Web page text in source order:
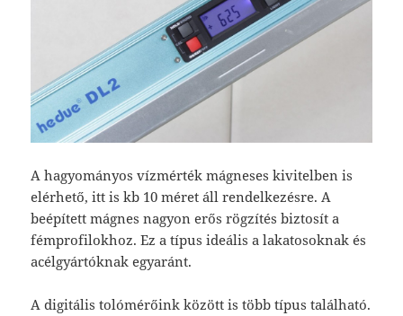
A hagyományos vízmérték mágneses kivitelben is
elérhető, itt is kb 10 méret áll rendelkezésre. A
beépített mágnes nagyon erős rögzítés biztosít a
fémprofilokhoz. Ez a típus ideális a lakatosoknak és
acélgyártóknak egyaránt.
A digitális tolómérőink között is több típus található.